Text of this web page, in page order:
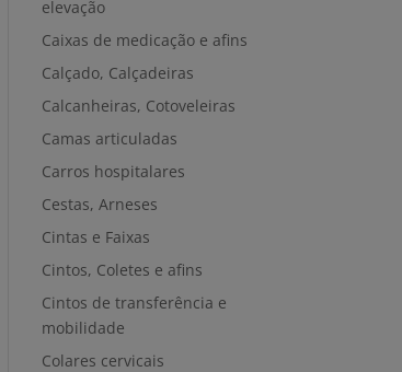
elevação
Caixas de medicação e afins
Calçado, Calçadeiras
Calcanheiras, Cotoveleiras
Camas articuladas
Carros hospitalares
Cestas, Arneses
Cintas e Faixas
Cintos, Coletes e afins
Cintos de transferência e
mobilidade
Colares cervicais